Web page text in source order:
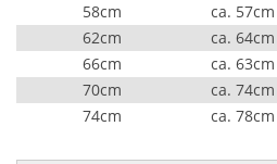
58cm
ca. 57cm
62cm
ca. 64cm
66cm
ca. 63cm
70cm
ca. 74cm
74cm
ca. 78cm